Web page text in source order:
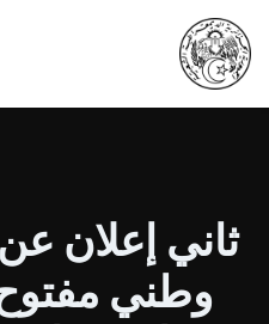
ثاني
وطني